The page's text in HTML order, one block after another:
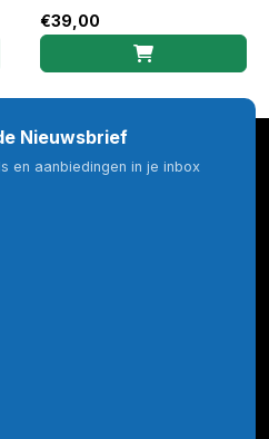
74P4496
€39,00
Nieuwsbrief
en aanbiedingen in je inbox